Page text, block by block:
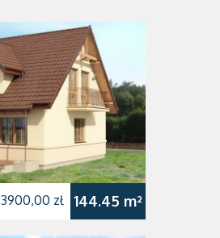
3900,00 zł 144.45 m²